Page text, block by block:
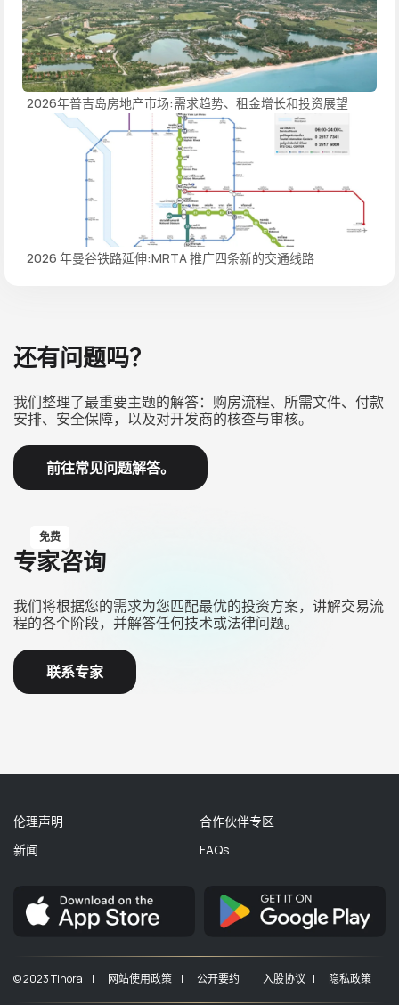
2026年普吉岛房地产市场:需求趋势、租金增长和投资展望
2026 年曼谷铁路延伸:MRTA 推广四条新的交通线路
还有问题吗？
我们整理了最重要主题的解答：购房流程、所需文件、付款
安排、安全保障，以及对开发商的核查与审核。
前往常见问题解答。
免费
专家咨询
我们将根据您的需求为您匹配最优的投资方案，讲解交易流
程的各个阶段，并解答任何技术或法律问题。
联系专家
伦理声明
新闻
合作伙伴专区
FAQs
© 2023 Tinora | 网站使用政策 | 公开要约 | 入股协议 | 隐私政策